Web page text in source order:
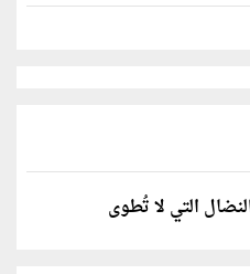
التي لا تُطوى